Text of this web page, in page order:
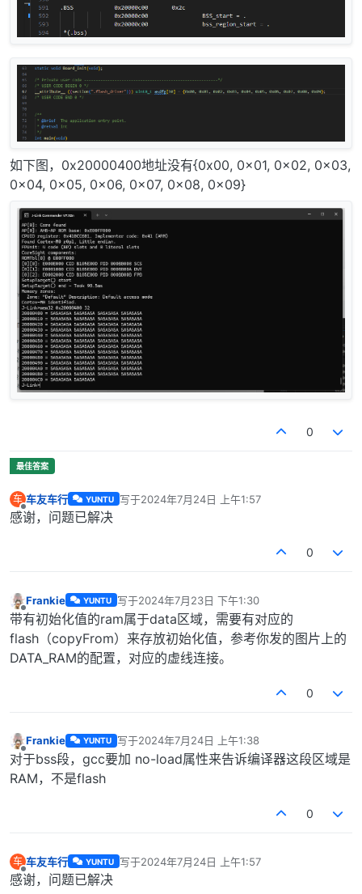
如下图，0x20000400地址没有{0x00, 0x01, 0x02, 0x03,
0x04, 0x05, 0x06, 0x07, 0x08, 0x09}
0
车
离线
车友车行 YUNTU 写于2024年7月24日 上午1:57
最后由 编辑
感谢，问题已解决
0
离线
Frankie YUNTU 写于2024年7月23日 下午1:30
最后由 编辑
带有初始化值的ram属于data区域，需要有对应的
flash（copyFrom）来存放初始化值，参考你发的图片上的
DATA_RAM的配置，对应的虚线连接。
0
离线
Frankie YUNTU 写于2024年7月24日 上午1:38
最后由 编辑
对于bss段，gcc要加 no-load属性来告诉编译器这段区域是
RAM，不是flash
0
车
离线
车友车行 YUNTU 写于2024年7月24日 上午1:57
最后由 编辑
感谢，问题已解决